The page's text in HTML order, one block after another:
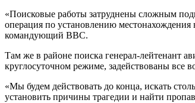
«Поисковые работы затруднены сложным
операция по установлению
командующий ВВС.
Там же в районе поиска генерал-лейтенант
круглосуточном режиме, задействованы все
«Мы будем действовать до конца, искать
установить причины трагедии и найти